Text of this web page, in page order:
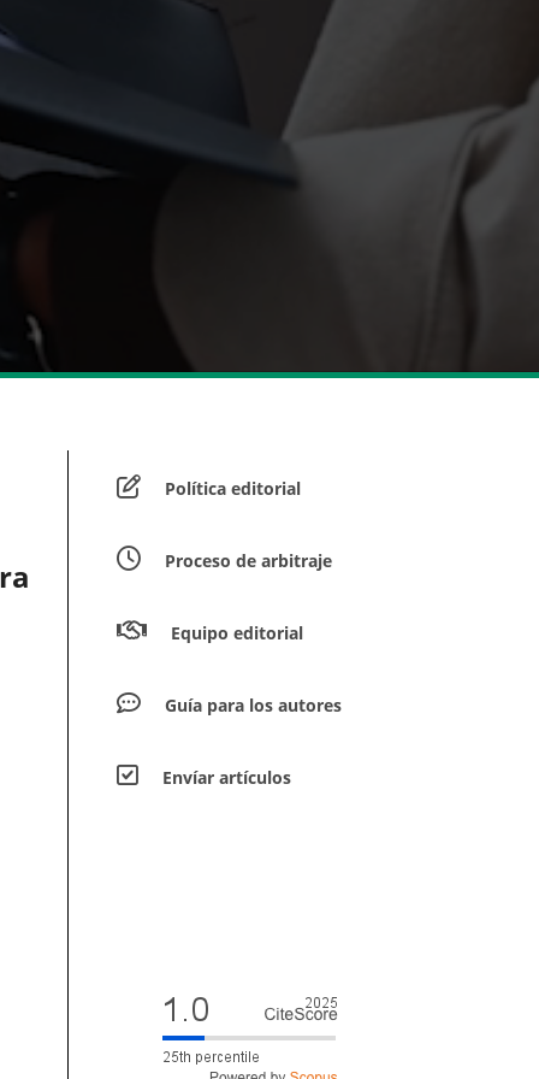
Política editorial
Proceso de arbitraje
Equipo editorial
Guía para los autores
Envíar artículos